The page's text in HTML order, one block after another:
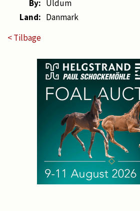
By: Uldum
Land: Danmark
< Tilbage